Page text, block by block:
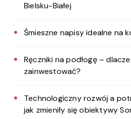
Bielsku-Białej
Śmieszne napisy idealne na
Ręczniki na podłogę –
zainwestować?
Technologiczny rozwój a
jak zmieniły się obiektywy